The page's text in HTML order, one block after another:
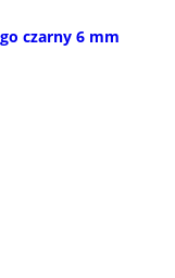
czarny 6 mm